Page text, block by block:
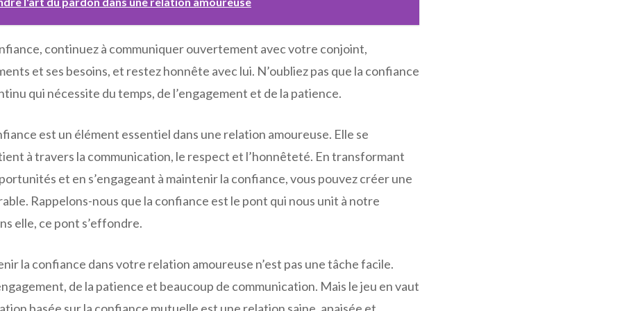
continuez à communiquer ouvertement avec votre conjoint,
et ses besoins, et restez honnête avec lui. N’oubliez pas que la confiance
qui nécessite du temps, de l’engagement et de la patience.
est un élément essentiel dans une relation amoureuse. Elle se
à travers la communication, le respect et l’honnêteté. En transformant
et en s’engageant à maintenir la confiance, vous pouvez créer une
Rappelons-nous que la confiance est le pont qui nous unit à notre
elle, ce pont s’effondre.
la confiance dans votre relation amoureuse n’est pas une tâche facile.
de la patience et beaucoup de communication. Mais le jeu en vaut